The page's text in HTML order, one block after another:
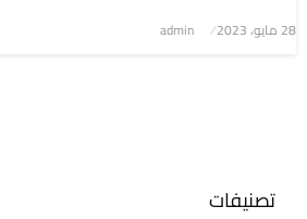
نُشر
28 مايو، 2023 admin
تصنيفات